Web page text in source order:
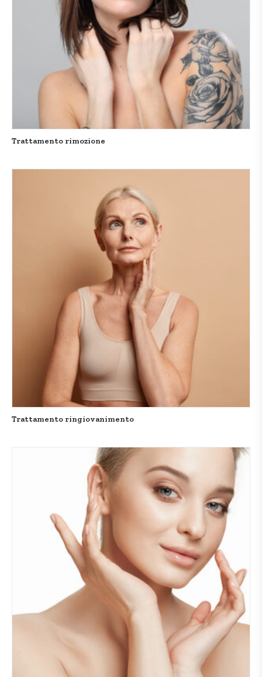
Trattamento rimozione
Trattamento ringiovanimento